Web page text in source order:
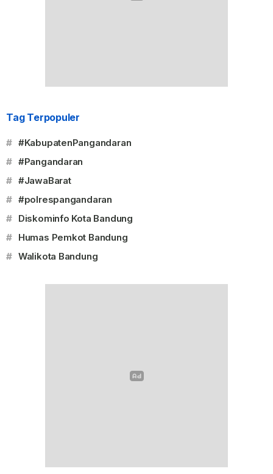
Tag Terpopuler
# #KabupatenPangandaran
# #Pangandaran
# #JawaBarat
# #polrespangandaran
# Diskominfo Kota Bandung
# Humas Pemkot Bandung
# Walikota Bandung